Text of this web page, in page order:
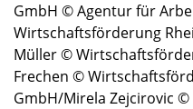
GmbH © Agentur für
Wirtschaftsförderung
Müller ©
Frechen ©
GmbH/Mirela Zejcirovic